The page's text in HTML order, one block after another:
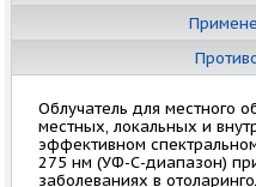
Облучатель для местного
местных, локальных и
эффективном
275 нм (УФ-С-диапазон)
заболеваниях в